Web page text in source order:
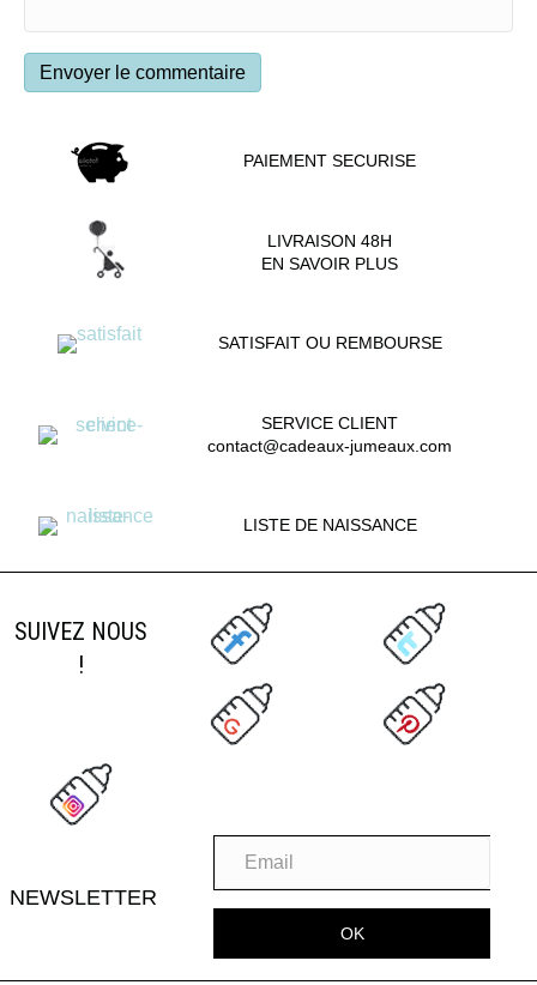
PAIEMENT SECURISE
LIVRAISON 48H
EN SAVOIR PLUS
SATISFAIT OU REMBOURSE
SERVICE CLIENT
contact@cadeaux-jumeaux.com
LISTE DE NAISSANCE
SUIVEZ NOUS
!
NEWSLETTER
OK